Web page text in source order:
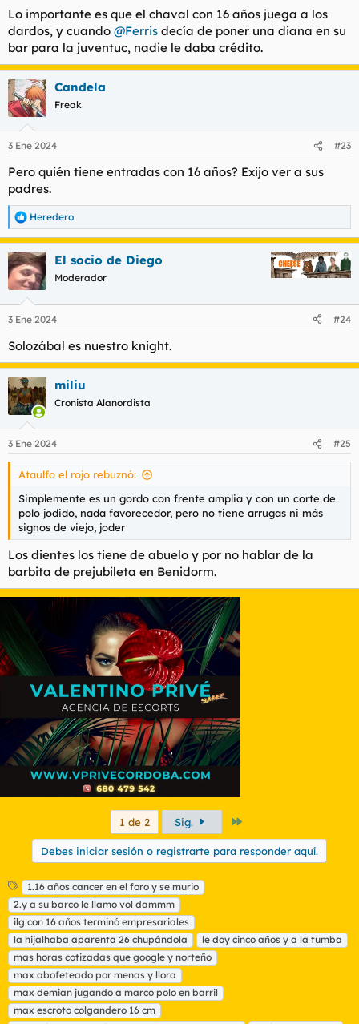
:
Lo importante es que el chaval con 16 años juega a los
dardos, y cuando @Ferris decía de poner una diana en su
bar para la juventuc, nadie le daba crédito.
Candela
Freak
3 Ene 2024 #23
Pero quién tiene entradas con 16 años? Exijo ver a sus
padres.
R
e
a
c
c
i
e
:
Heredero
El socio de Diego
Moderador
3 Ene 2024 #24
Solozábal es nuestro knight.
miliu
Cronista Alanordista
3 Ene 2024 #25
Ataulfo el rojo rebuznó:
Simplemente es un gordo con frente amplia y con un corte de
polo jodido, nada favorecedor, pero no tiene arrugas ni más
signos de viejo, joder
Los dientes los tiene de abuelo y por no hablar de la
barbita de prejubileta en Benidorm.
1 de 2 Sig.
Debes iniciar sesión o registrarte para responder aquí.
E
t
i
q
u
e
t
a
s
1.16 años cancer en el foro y se murio
2.y a su barco le llamo vol dammm
ilg con 16 años terminó empresariales
la hijalhaba aparenta 26 chupándola
le doy cinco años y a la tumba
mas horas cotizadas que google y norteño
max abofeteado por menas y llora
max demian jugando a marco polo en barril
max escroto colgandero 16 cm